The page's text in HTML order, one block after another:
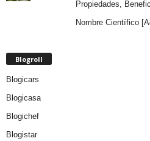
Propiedades,
Nombre Científico
Blogroll
Blogicars
Blogicasa
Blogichef
Blogistar